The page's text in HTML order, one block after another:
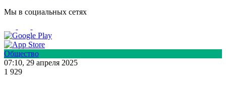
Мы в социальных сетях
Общество
07:10, 29 апреля 2025
1 929